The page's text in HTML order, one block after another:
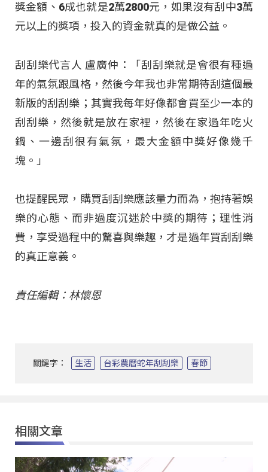
獎金額、6成也就是2萬2800元，如果沒有刮中3萬
元以上的獎項，投入的資金就真的是做公益。
刮刮樂代言人 盧廣仲：「刮刮樂就是會很有種過
年的氣氛跟風格，然後今年我也非常期待刮這個最
新版的刮刮樂；其實我每年好像都會買至少一本的
刮刮樂，然後就是放在家裡，然後在家過年吃火
鍋、一邊刮很有氣氛，最大金額中獎好像幾千
塊。」
也提醒民眾，購買刮刮樂應該量力而為，抱持著娛
樂的心態、而非過度沉迷於中獎的期待；理性消
費，享受過程中的驚喜與樂趣，才是過年買刮刮樂
的真正意義。
責任編輯：林懷恩
關鍵字： 生活 台彩農曆蛇年刮刮樂 春節
相關文章